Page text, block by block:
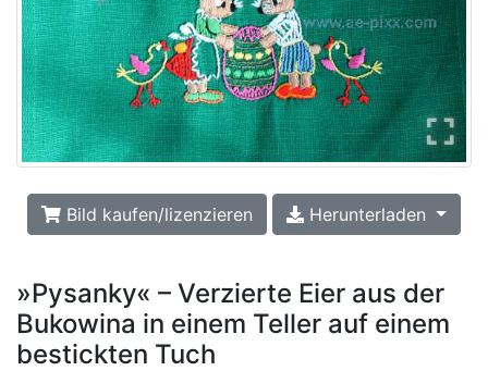
Bild kaufen/lizenzieren Herunterladen
»Pysanky« – Verzierte Eier aus der
Bukowina in einem Teller auf einem
bestickten Tuch